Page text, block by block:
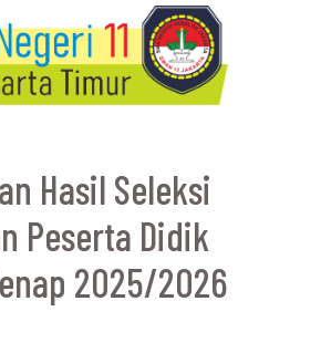
Hasil Seleksi
Peserta Didik
2025/2026